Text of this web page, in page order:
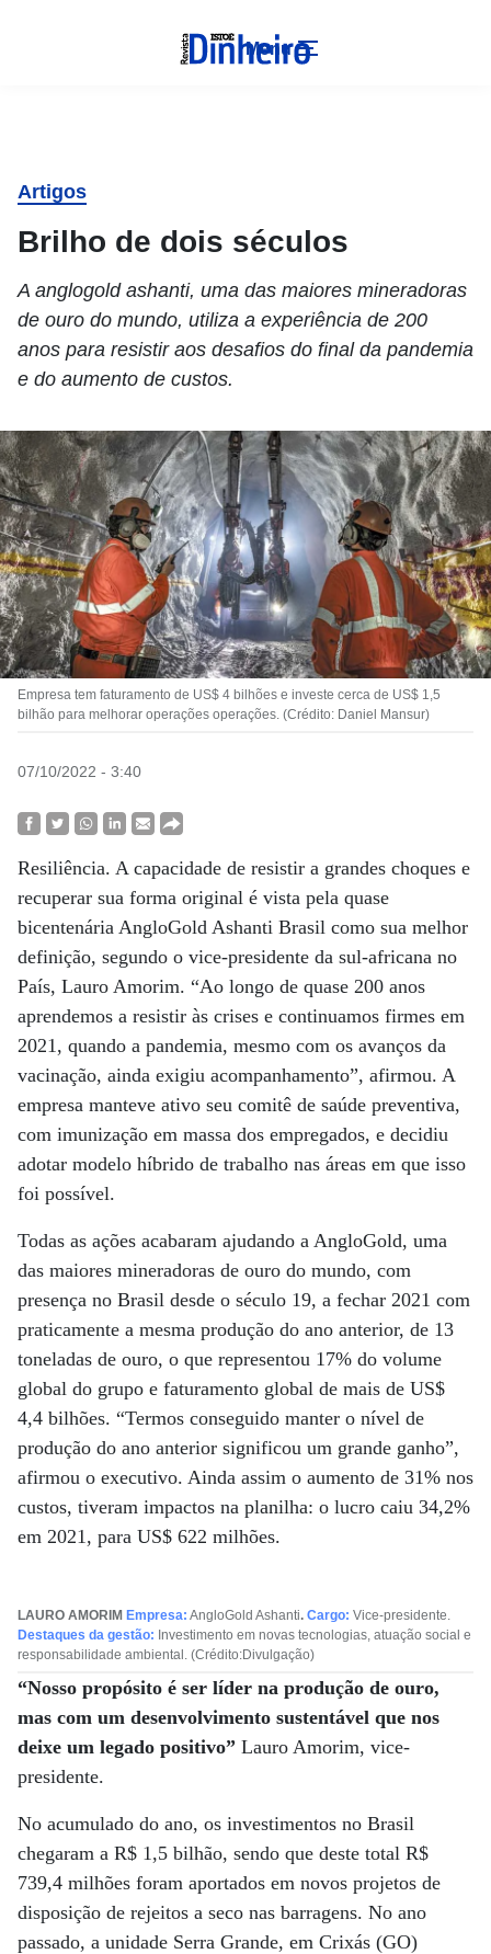
Menu
Artigos
Brilho de dois séculos
A anglogold ashanti, uma das maiores mineradoras
de ouro do mundo, utiliza a experiência de 200
anos para resistir aos desafios do final da pandemia
e do aumento de custos.
Empresa tem faturamento de US$ 4 bilhões e investe cerca de US$ 1,5
bilhão para melhorar operações operações. (Crédito: Daniel Mansur)
07/10/2022 - 3:40
Resiliência. A capacidade de resistir a grandes choques e
recuperar sua forma original é vista pela quase
bicentenária AngloGold Ashanti Brasil como sua melhor
definição, segundo o vice-presidente da sul-africana no
País, Lauro Amorim. “Ao longo de quase 200 anos
aprendemos a resistir às crises e continuamos firmes em
2021, quando a pandemia, mesmo com os avanços da
vacinação, ainda exigiu acompanhamento”, afirmou. A
empresa manteve ativo seu comitê de saúde preventiva,
com imunização em massa dos empregados, e decidiu
adotar modelo híbrido de trabalho nas áreas em que isso
foi possível.
Todas as ações acabaram ajudando a AngloGold, uma
das maiores mineradoras de ouro do mundo, com
presença no Brasil desde o século 19, a fechar 2021 com
praticamente a mesma produção do ano anterior, de 13
toneladas de ouro, o que representou 17% do volume
global do grupo e faturamento global de mais de US$
4,4 bilhões. “Termos conseguido manter o nível de
produção do ano anterior significou um grande ganho”,
afirmou o executivo. Ainda assim o aumento de 31% nos
custos, tiveram impactos na planilha: o lucro caiu 34,2%
em 2021, para US$ 622 milhões.
LAURO AMORIM Empresa: AngloGold Ashanti. Cargo: Vice-presidente.
Destaques da gestão: Investimento em novas tecnologias, atuação social e
responsabilidade ambiental. (Crédito:Divulgação)
“Nosso propósito é ser líder na produção de ouro,
mas com um desenvolvimento sustentável que nos
deixe um legado positivo” Lauro Amorim, vice-
presidente.
No acumulado do ano, os investimentos no Brasil
chegaram a R$ 1,5 bilhão, sendo que deste total R$
739,4 milhões foram aportados em novos projetos de
disposição de rejeitos a seco nas barragens. No ano
passado, a unidade Serra Grande, em Crixás (GO)